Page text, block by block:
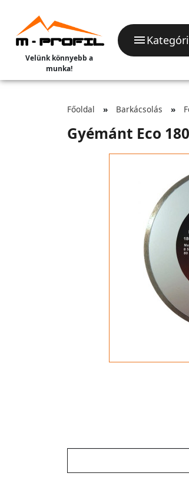
Velünk könnyebb a
munka!
Főoldal Barkácsolás
Gyémánt Eco